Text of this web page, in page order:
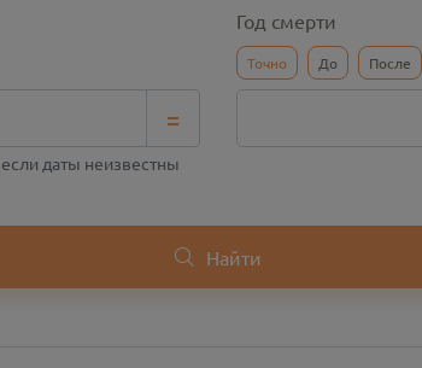
=
Год смерти
Точно До После
даты неизвестны
Найти